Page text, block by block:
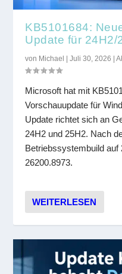
KB5101684:
Update für 24H2/
von Michael |Juli 30, 2026 |
Microsoft hat mit
Vorschauupdate für
Update richtet sich an
24H2 und 25H2. Nach
Betriebssystembuild auf
26200.8973.
WEITERLESEN